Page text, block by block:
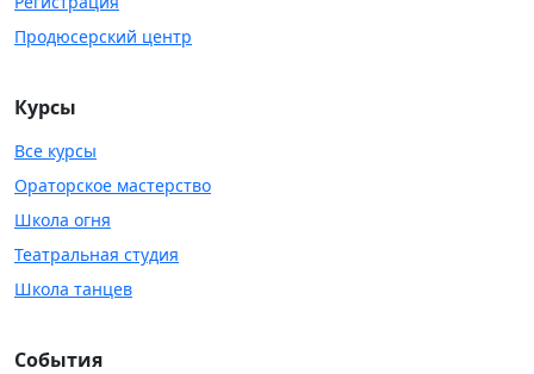
Продюсерский центр
Курсы
Все курсы
Ораторское мастерство
Школа огня
Театральная студия
Школа танцев
События